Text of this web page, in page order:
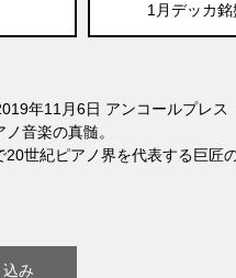
1月デッカ
年11月6日 アンコールプレス
音楽の真髄。
世紀ピアノ界を代表する巨
み